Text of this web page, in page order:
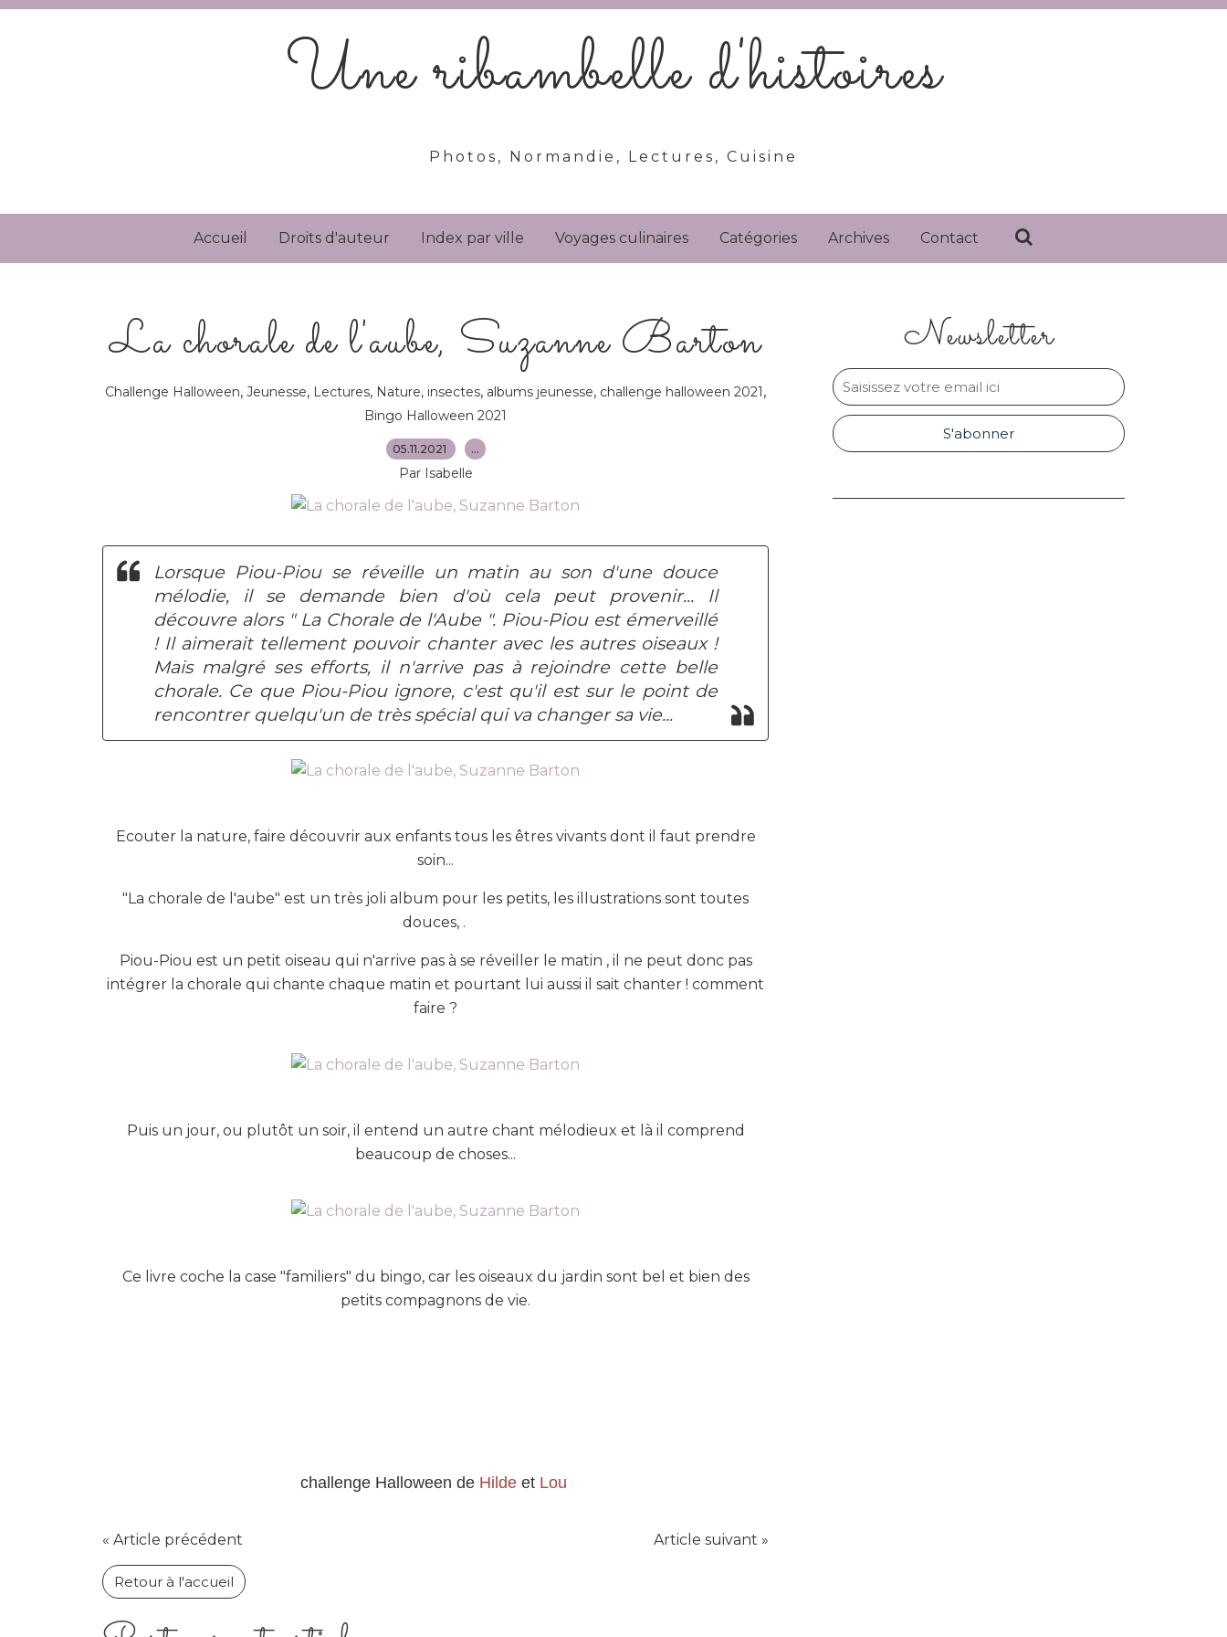
Une ribambelle d'histoires
Photos, Normandie, Lectures, Cuisine
Accueil Droits d'auteur Index par ville Voyages culinaires Catégories Archives Contact
La chorale de l'aube, Suzanne Barton
Challenge Halloween, Jeunesse, Lectures, Nature, insectes, albums jeunesse, challenge halloween 2021,
Bingo Halloween 2021
05.11.2021 …
Par Isabelle
Lorsque Piou-Piou se réveille un matin au son d'une douce
mélodie, il se demande bien d'où cela peut provenir... Il
découvre alors " La Chorale de l'Aube ". Piou-Piou est émerveillé
! Il aimerait tellement pouvoir chanter avec les autres oiseaux !
Mais malgré ses efforts, il n'arrive pas à rejoindre cette belle
chorale. Ce que Piou-Piou ignore, c'est qu'il est sur le point de
rencontrer quelqu'un de très spécial qui va changer sa vie...
Ecouter la nature, faire découvrir aux enfants tous les êtres vivants dont il faut prendre
soin...
"La chorale de l'aube" est un très joli album pour les petits, les illustrations sont toutes
douces, .
Piou-Piou est un petit oiseau qui n'arrive pas à se réveiller le matin , il ne peut donc pas
intégrer la chorale qui chante chaque matin et pourtant lui aussi il sait chanter ! comment
faire ?
Puis un jour, ou plutôt un soir, il entend un autre chant mélodieux et là il comprend
beaucoup de choses...
Ce livre coche la case "familiers" du bingo, car les oiseaux du jardin sont bel et bien des
petits compagnons de vie.
challenge Halloween de Hildeet Lou
« Article précédent Article suivant »
Retour à l'accueil
Newsletter